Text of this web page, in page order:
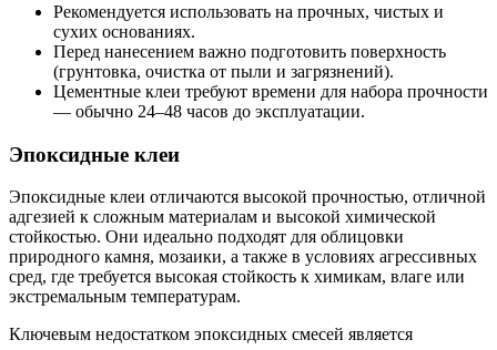
Рекомендуется использовать на прочных, чистых и
сухих основаниях.
Перед нанесением важно подготовить поверхность
(грунтовка, очистка от пыли и загрязнений).
Цементные клеи требуют времени для набора прочности
— обычно 24–48 часов до эксплуатации.
Эпоксидные клеи
Эпоксидные клеи отличаются высокой прочностью, отличной
адгезией к сложным материалам и высокой химической
стойкостью. Они идеально подходят для облицовки
природного камня, мозаики, а также в условиях агрессивных
сред, где требуется высокая стойкость к химикам, влаге или
экстремальным температурам.
Ключевым недостатком эпоксидных смесей является